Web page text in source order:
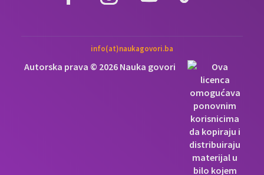
info(at)naukagovori.ba
Autorska prava © 2026 Nauka govori